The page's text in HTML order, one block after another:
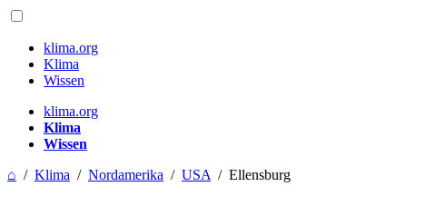
klima.org
Klima
Wissen
klima.org
Klima
Wissen
⌂ / Klima / Nordamerika / USA / Ellensburg